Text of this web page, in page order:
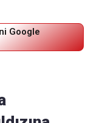
Google